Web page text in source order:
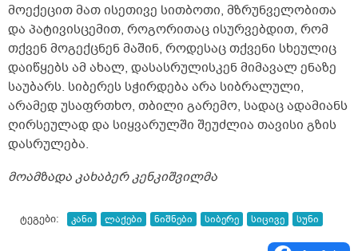
მოექეცით მათ ისეთივე სითბოთი, მზრუნველობითა
და პატივისცემით, როგორითაც ისურვებდით, რომ
თქვენ მოგექცნენ მაშინ, როდესაც თქვენი სხეულიც
დაიწყებს ამ ახალ, დასასრულისკენ მიმავალ ენაზე
საუბარს. სიბერეს სჭირდება არა სიბრალული,
არამედ უსაფრთხო, თბილი გარემო, სადაც ადამიანს
ღირსეულად და სიყვარულში შეუძლია თავისი გზის
დასრულება.
მოამზადა კახაბერ კენკიშვილმა
ტეგები: კანი ლაქები ნიშნები სიბერე სიცივე სუნი